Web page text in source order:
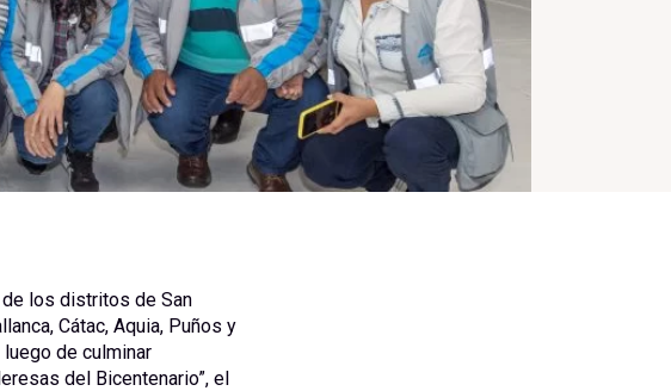
de los distritos de San
Cátac, Aquia, Puños y
de culminar
del Bicentenario”, el